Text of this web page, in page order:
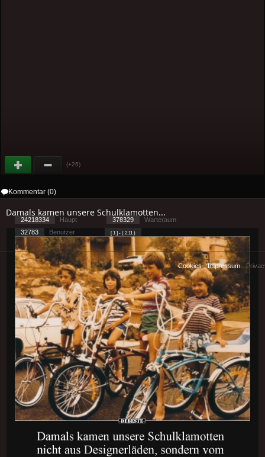
(+26)
Kommentar (0)
Damals kamen unsere Schulklamotten...
24218334 Haupt 378329
Warteraum
32783
Benutzer [ 1 ] - ( 2.11 )
Cookies-Impressum -